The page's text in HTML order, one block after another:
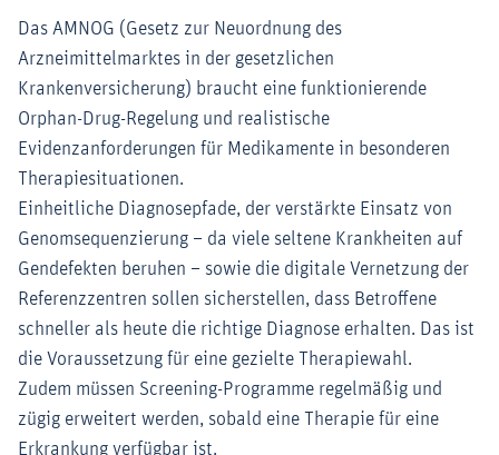
Das AMNOG (Gesetz zur Neuordnung des
Arzneimittelmarktes in der gesetzlichen
Krankenversicherung) braucht eine funktionierende
Orphan-Drug-Regelung und realistische
Evidenzanforderungen für Medikamente in besonderen
Therapiesituationen.
Einheitliche Diagnosepfade, der verstärkte Einsatz von
Genomsequenzierung – da viele seltene Krankheiten auf
Gendefekten beruhen – sowie die digitale Vernetzung der
Referenzzentren sollen sicherstellen, dass Betroffene
schneller als heute die richtige Diagnose erhalten. Das ist
die Voraussetzung für eine gezielte Therapiewahl.
Zudem müssen Screening-Programme regelmäßig und
zügig erweitert werden, sobald eine Therapie für eine
Erkrankung verfügbar ist.